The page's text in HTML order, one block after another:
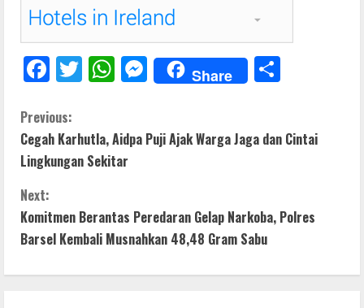
F
e
b
o
k
T
er
W
s
A
p
M
e
e
er
Share
e
C
o
n
t
Previous:
Cegah Karhutla, Aidpa Puji Ajak Warga Jaga dan Cintai
Lingkungan Sekitar
Next:
Komitmen Berantas Peredaran Gelap Narkoba, Polres
Barsel Kembali Musnahkan 48,48 Gram Sabu